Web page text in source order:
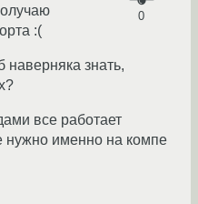
0
:(
наверняка знать,
все работает
нужно именно на компе